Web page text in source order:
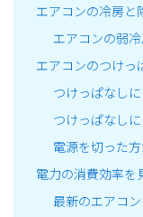
エアコンの冷房と
エアコンの弱
エアコンのつけっ
つけっぱなし
つけっぱなし
電源を切った
電力の消費効率を
最新のエアコ